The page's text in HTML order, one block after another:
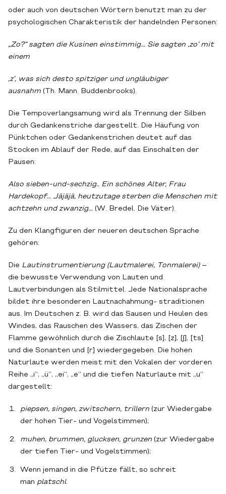
oder auch von deutschen Wörtern benutzt man zu der
psychologischen Charakteristik der handelnden Personen:
„Zo?“ sagten die Kusinen einstimmig... Sie sagten ‚zo’ mit
einem
‚z’, was sich desto spitziger und ungläubiger
ausnahm (Th. Mann. Buddenbrooks).
Die Tempoverlangsamung wird als Trennung der Silben
durch Gedankenstriche dargestellt. Die Häufung von
Pünktchen oder Gedankenstrichen deutet auf das
Stocken im Ablauf der Rede, auf das Einschalten der
Pausen:
Also sieben-und-sechzig.. Ein schönes Alter, Frau
Hardekopf... Jäjäjä, heutzutage sterben die Menschen mit
achtzehn und zwanzig... (W. Bredel. Die Väter).
Zu den Klangfiguren der neueren deutschen Sprache
gehören:
Die Lautinstrumentierung (Lautmalerei, Tonmalerei) –
die bewusste Verwendung von Lauten und
Lautverbindungen als Stilmittel. Jede Nationalsprache
bildet ihre besonderen Lautnachahmung- straditionen
aus. Im Deutschen z. B. wird das Sausen und Heulen des
Windes, das Rauschen des Wassers, das Zischen der
Flamme gewöhnlich durch die Zischlaute [s], [z], [∫], [ts]
und die Sonanten und [r] wiedergegeben. Die hohen
Naturlaute werden meist mit den Vokalen der vorderen
Reihe „i“, „ü“, „ei“, „e“ und die tiefen Naturlaute mit „u“
dargestellt:
piepsen, singen, zwitschern, trillern (zur Wiedergabe
der hohen Tier- und Vogelstimmen);
muhen, brummen, glucksen, grunzen (zur Wiedergabe
der tiefen Tier- und Vogelstimmen);
Wenn jemand in die Pfütze fällt, so schreit
man platschl.